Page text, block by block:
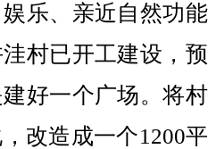
乐、亲近自然功
村已开工建设，
好一个广场。将
改造成一个1200